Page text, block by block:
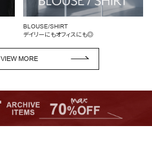
BLOUSE/SHIRT
デイリーにもオフィスにも◎
VIEW MORE